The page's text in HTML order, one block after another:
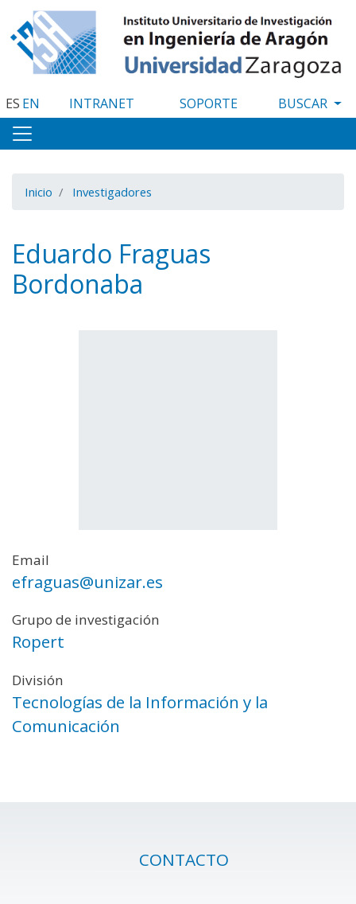
al
contenido
principal
ES EN INTRANET SOPORTE
Inicio Investigadores
Eduardo Fraguas
Bordonaba
Email
efraguas@unizar.es
Grupo de investigación
Ropert
División
Tecnologías de la Información y la
Comunicación
CONTACTO